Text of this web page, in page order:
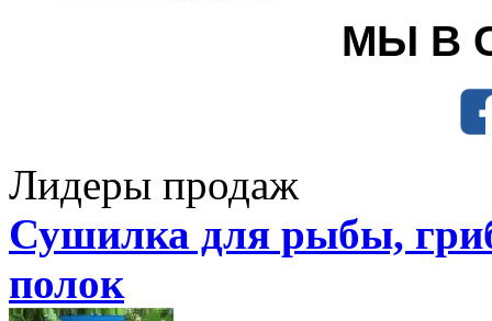
МЫ В
Лидеры продаж
Сушилка для рыбы,
полок